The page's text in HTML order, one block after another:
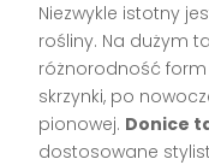
Niezwykle istotny
rośliny. Na dużym
różnorodność
skrzynki, po
pionowej. Donice
dostosowane